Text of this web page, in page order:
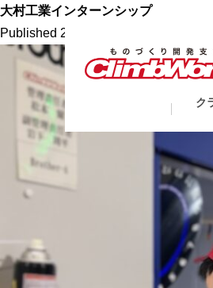
ク
試作・開発・量産
業界トップクラス
大村工業インターンシップ
Published 2024.12.19